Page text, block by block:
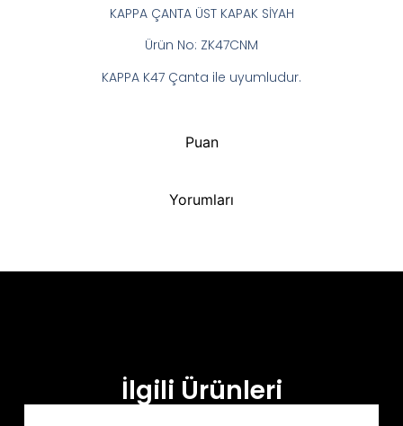
Puan
Yorumları
KAPPA ÇANTA ÜST KAPAK SİYAH
Ürün No: ZK47CNM
KAPPA K47 Çanta ile uyumludur.
İlgili Ürünleri